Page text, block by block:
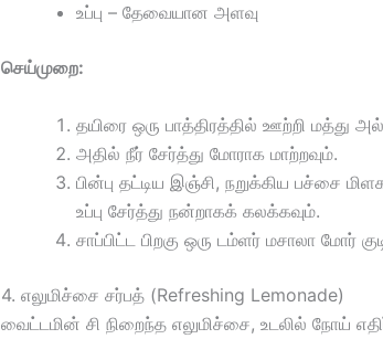
உப்பு – தேவையான அளவு
செய்முறை:
தயிரை ஒரு பாத்திரத்தில் ஊற்றி
அதில் நீர் சேர்த்து மோராக மாற்றவும்.
பின்பு தட்டிய இஞ்சி, நறுக்கிய பச்சை
உப்பு சேர்த்து நன்றாகக் கலக்கவும்.
சாப்பிட்ட பிறகு ஒரு டம்ளர் மசாலா மோர்
4. எலுமிச்சை சர்பத் (Refreshing Lemonade)
வைட்டமின் சி நிறைந்த எலுமிச்சை, உடலில் நோய்